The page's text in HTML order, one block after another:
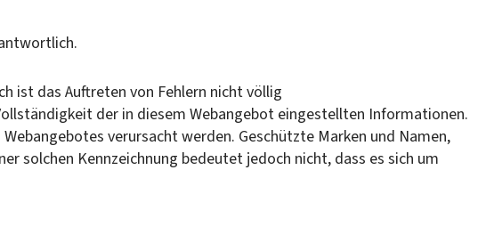
ist das Auftreten von Fehlern nicht völlig
der in diesem Webangebot eingestellten Informationen.
verursacht werden. Geschützte Marken und Namen,
solchen Kennzeichnung bedeutet jedoch nicht, dass es sich um